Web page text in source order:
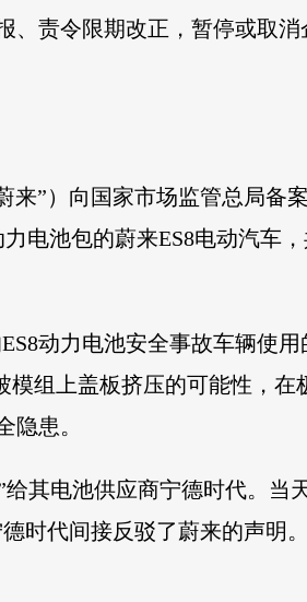
、责令限期改正，暂停或取消
来”）向国家市场监管总局备
电池包的蔚来ES8电动汽车
动力电池安全事故车辆使
模组上盖板挤压的可能性，在
患。
其电池供应商宁德时代。当
时代间接反驳了蔚来的声明